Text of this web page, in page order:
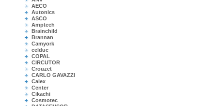
AECO
Autonics
ASCO
Amptech
Brainchild
Brannan
Camyork
celduc
COPAL
CIRCUTOR
Crouzet
CARLO GAVAZZI
Calex
Center
Cikachi
Cosmotec